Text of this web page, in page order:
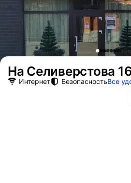
На Селиверстова
Интернет БезопасностьВсе